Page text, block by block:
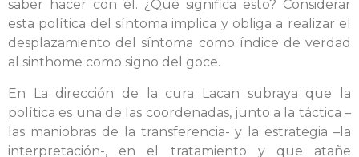
saber hacer con él. ¿Qué significa esto? Considerar
esta política del síntoma implica y obliga a realizar el
desplazamiento del síntoma como índice de verdad
al sinthome como signo del goce.
En La dirección de la cura Lacan subraya que la
política es una de las coordenadas, junto a la táctica –
las maniobras de la transferencia- y la estrategia –la
interpretación-, en el tratamiento y que atañe